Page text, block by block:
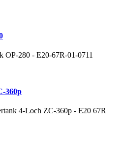
OP-280 - E20-67R-01-0711
360p
4-Loch ZC-360p - E20 67R